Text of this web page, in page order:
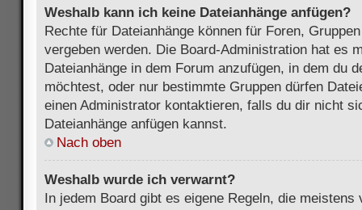
Weshalb kann ich keine Dateianhänge anfügen?
Rechte für Dateianhänge können für Foren,
vergeben werden. Die Board-Administration hat es
Dateianhänge in dem Forum anzufügen, in dem du
möchtest, oder nur bestimmte Gruppen dürfen
einen Administrator kontaktieren, falls du dir nicht
Dateianhänge anfügen kannst.
Nach oben
Weshalb wurde ich verwarnt?
In jedem Board gibt es eigene Regeln, die meistens